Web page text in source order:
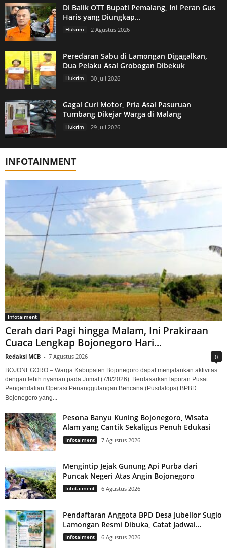
Di Balik OTT Bupati Pemalang, Ini Peran Gus
Haris yang Diungkap...
Hukrim 2 Agustus 2026
Peredaran Sabu di Lamongan Digagalkan,
Dua Pelaku Asal Grobogan Dibekuk
Hukrim 30 Juli 2026
Gagal Curi Motor, Pria Asal Pasuruan
Tumbang Dikejar Warga di Malang
Hukrim 29 Juli 2026
INFOTAINMENT
Infotaiment
Cerah dari Pagi hingga Malam, Ini Prakiraan
Cuaca Lengkap Bojonegoro Hari...
Redaksi MCB - 7 Agustus 2026 0
BOJONEGORO – Warga Kabupaten Bojonegoro dapat menjalankan aktivitas
dengan lebih nyaman pada Jumat (7/8/2026). Berdasarkan laporan Pusat
Pengendalian Operasi Penanggulangan Bencana (Pusdalops) BPBD
Bojonegoro yang...
Pesona Banyu Kuning Bojonegoro, Wisata
Alam yang Cantik Sekaligus Penuh Edukasi
Infotaiment 7 Agustus 2026
Mengintip Jejak Gunung Api Purba dari
Puncak Negeri Atas Angin Bojonegoro
Infotaiment 6 Agustus 2026
Pendaftaran Anggota BPD Desa Jubellor Sugio
Lamongan Resmi Dibuka, Catat Jadwal...
Infotaiment 6 Agustus 2026